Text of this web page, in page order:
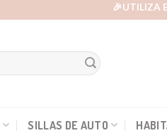
🎉UTILIZA
SILLAS DE AUTO